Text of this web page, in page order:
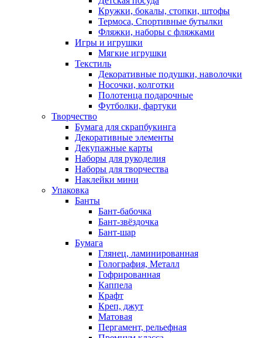
Кружки, бокалы, стопки, штофы
Термоса, Спортивные бутылки
Фляжки, наборы с фляжками
Игры и игрушки
Мягкие игрушки
Текстиль
Декоративные подушки, наволочки
Носочки, колготки
Полотенца подарочные
Футболки, фартуки
Творчество
Бумага для скрапбукинга
Декоративные элементы
Декупажные карты
Наборы для рукоделия
Наборы для творчества
Наклейки мини
Упаковка
Банты
Бант-бабочка
Бант-звёздочка
Бант-шар
Бумага
Глянец, ламинированная
Голография, Металл
Гофрированная
Каппела
Крафт
Креп, джут
Матовая
Пергамент, рельефная